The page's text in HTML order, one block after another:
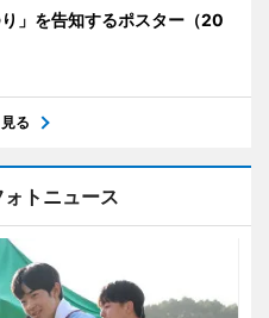
り」を告知するポスター（20
る
トニュース